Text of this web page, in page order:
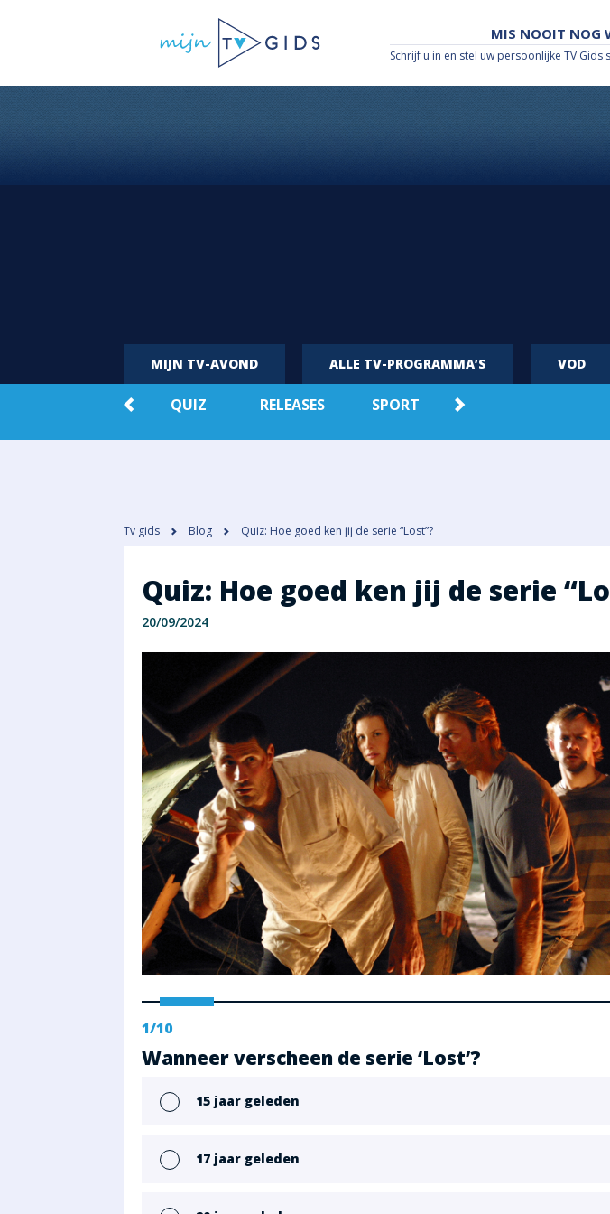
MIS NOOIT NOG
Schrijf u in en stel uw persoonlijke TV Gids
MIJN TV-AVOND ALLE TV-PROGRAMMA’S VOD
QUIZ RELEASES SPORT
Tv gids Blog Quiz: Hoe goed ken jij de serie “Lost”?
Quiz: Hoe goed ken jij de serie
20/09/2024
1/10
Wanneer verscheen de serie ‘Lost’?
15 jaar geleden
17 jaar geleden